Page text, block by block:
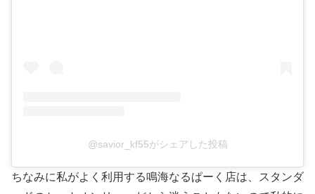
@savior_kf55がシェアした投稿
ちなみに私がよく利用する鳴海なるぱーく店は、スタンダ